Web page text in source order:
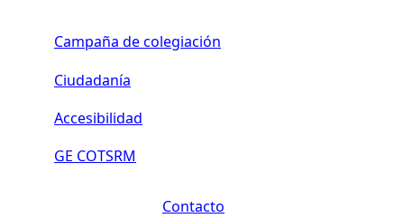
Campaña de colegiación
Ciudadanía
Accesibilidad
GE COTSRM
Contacto